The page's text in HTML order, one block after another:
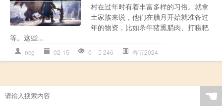
村在过年时有着丰富多样的习俗。就拿
土家族来说，他们在腊月开始就准备过
年的物资，比如杀年猪熏腊肉、打糍粑
等。这些...
ncg 02-15 0 246 春节2024
☚